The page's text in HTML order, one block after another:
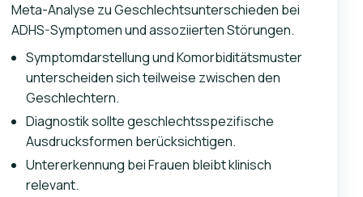
Meta-Analyse zu Geschlechtsunterschieden bei
ADHS-Symptomen und assoziierten Störungen.
Symptomdarstellung und Komorbiditätsmuster
unterscheiden sich teilweise zwischen den
Geschlechtern.
Diagnostik sollte geschlechtsspezifische
Ausdrucksformen berücksichtigen.
Untererkennung bei Frauen bleibt klinisch
relevant.